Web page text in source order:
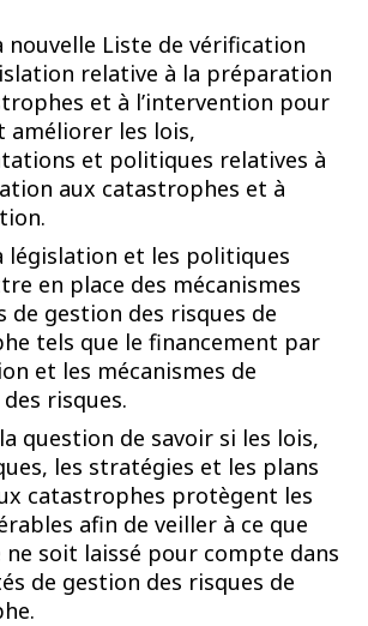
nouvelle Liste de vérification
relative à la préparation
et à l’intervention pour
améliorer les lois,
et politiques relatives à
aux catastrophes et à
législation et les politiques
en place des mécanismes
de gestion des risques de
tels que le financement par
et les mécanismes de
risques.
question de savoir si les lois,
les stratégies et les plans
catastrophes protègent les
afin de veiller à ce que
ne soit laissé pour compte dans
de gestion des risques de